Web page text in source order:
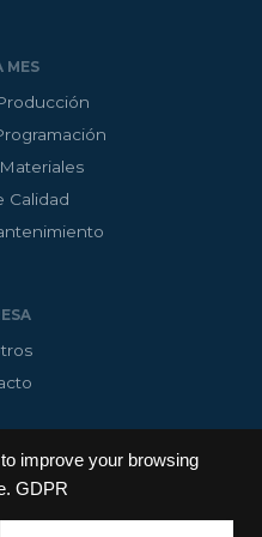
improve your browsing
GDPR
MES
Calidad